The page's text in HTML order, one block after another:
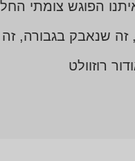
למעשה
המוסד. לצד
הפוגש צומתי
זה שנאבק בגבורה,